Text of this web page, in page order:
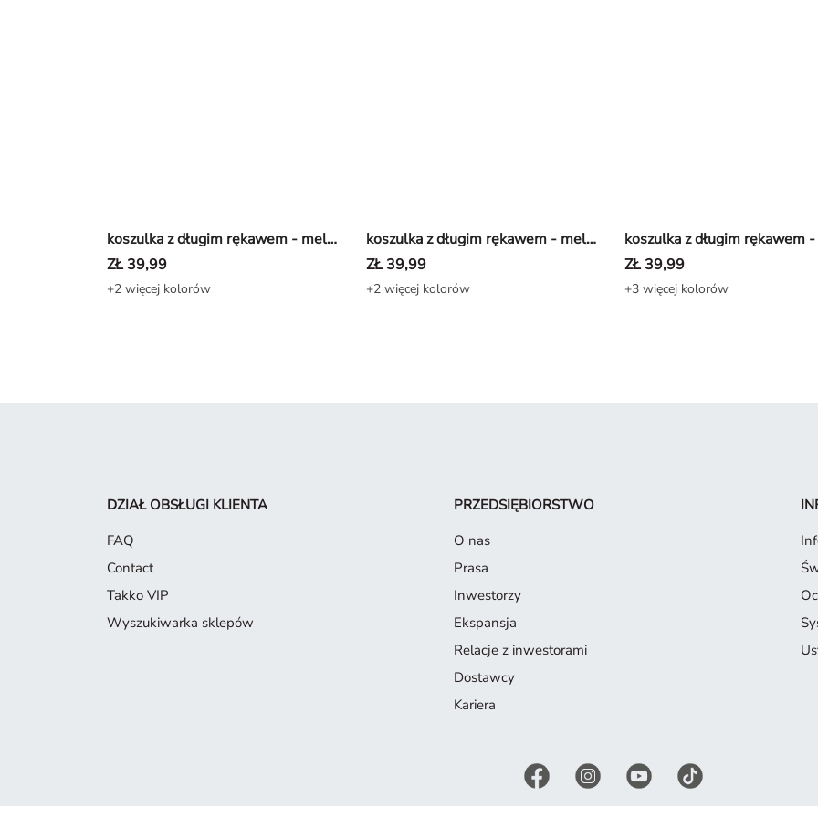
koszulka z długim rękawem - melanżowy - szary
ZŁ 39,99
+2 więcej kolorów
koszulka z długim rękawem - melanżowy - Ciemnoszary
ZŁ 39,99
+2 więcej kolorów
ZŁ 39,99
+3 więcej kolorów
DZIAŁ OBSŁUGI KLIENTA
FAQ
Contact
Takko VIP
Wyszukiwarka sklepów
PRZEDSIĘBIORSTWO
O nas
Prasa
Inwestorzy
Ekspansja
Relacje z inwestorami
Dostawcy
Kariera